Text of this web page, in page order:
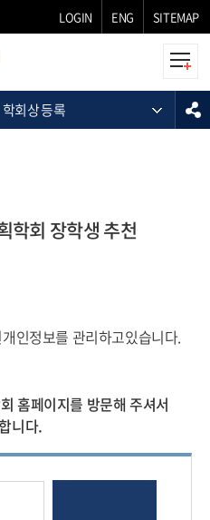
LOGIN ENG SITEMAP
학회상 등록
학회 장학생 추천
인정보를 관리하고있습니다.
홈페이지를 방문해 주셔서
니다.